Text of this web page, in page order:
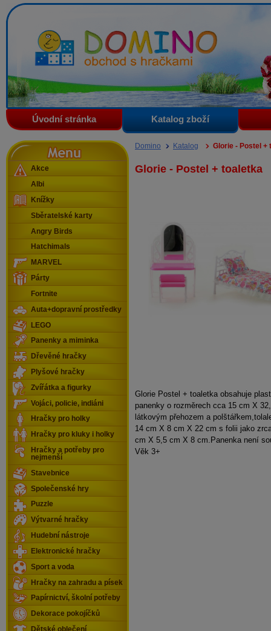
Domino - obchod s hračkami
Úvodní stránka Katalog zboží
Domino Katalog Glorie - Postel +
Glorie - Postel + toaletka
Glorie Postel + toaletka obsahuje
panenky o rozměrech cca 15 cm X
látkovým přehozem a
14 cm X 8 cm X 22 cm s folii jako
cm X 5,5 cm X 8 cm.Panenka není
Věk 3+
Menu
Akce
Albi
Knížky
Sběratelské karty
Angry Birds
Hatchimals
MARVEL
Párty
Fortnite
Auta+dopravní prostředky
LEGO
Panenky a miminka
Dřevěné hračky
Plyšové hračky
Zvířátka a figurky
Vojáci, policie, indiáni
Hračky pro holky
Hračky pro kluky i holky
Hračky a potřeby pro
nejmenší
Stavebnice
Společenské hry
Puzzle
Výtvarné hračky
Hudební nástroje
Elektronické hračky
Sport a voda
Hračky na zahradu a písek
Papírnictví, školní potřeby
Dekorace pokojíčků
Dětské oblečení